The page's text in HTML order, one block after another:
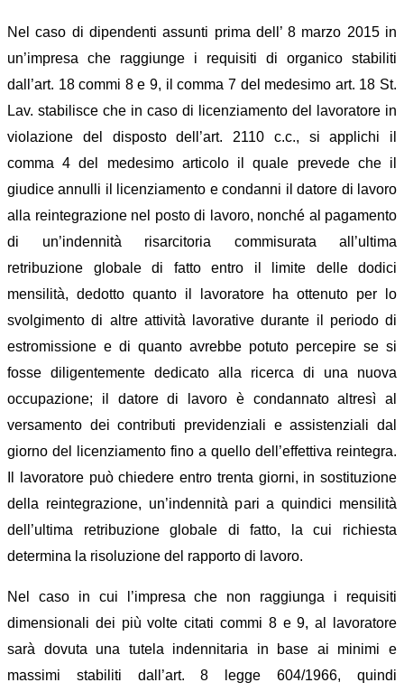
Nel caso di dipendenti assunti prima dell’ 8 marzo 2015 in
un’impresa che raggiunge i requisiti di organico stabiliti
dall’art. 18 commi 8 e 9, il comma 7 del medesimo art. 18 St.
Lav. stabilisce che in caso di licenziamento del lavoratore in
violazione del disposto dell’art. 2110 c.c., si applichi il
comma 4 del medesimo articolo il quale prevede che il
giudice annulli il licenziamento e condanni il datore di lavoro
alla reintegrazione nel posto di lavoro, nonché al pagamento
di un’indennità risarcitoria commisurata all’ultima
retribuzione globale di fatto entro il limite delle dodici
mensilità, dedotto quanto il lavoratore ha ottenuto per lo
svolgimento di altre attività lavorative durante il periodo di
estromissione e di quanto avrebbe potuto percepire se si
fosse diligentemente dedicato alla ricerca di una nuova
occupazione; il datore di lavoro è condannato altresì al
versamento dei contributi previdenziali e assistenziali dal
giorno del licenziamento fino a quello dell’effettiva reintegra.
Il lavoratore può chiedere entro trenta giorni, in sostituzione
della reintegrazione, un’indennità pari a quindici mensilità
dell’ultima retribuzione globale di fatto, la cui richiesta
determina la risoluzione del rapporto di lavoro.
Nel caso in cui l’impresa che non raggiunga i requisiti
dimensionali dei più volte citati commi 8 e 9, al lavoratore
sarà dovuta una tutela indennitaria in base ai minimi e
massimi stabiliti dall’art. 8 legge 604/1966, quindi